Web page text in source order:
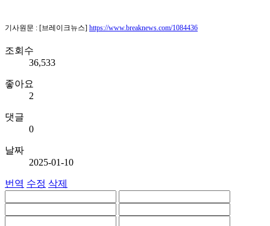
기사원문 : [브레이크뉴스] https://www.breaknews.com/1084436
조회수
36,533
좋아요
2
댓글
0
날짜
2025-01-10
번역 수정 삭제